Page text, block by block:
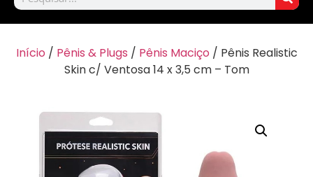
Início / Pênis & Plugs / Pênis Maciço / Pênis Realistic
Skin c/ Ventosa 14 x 3,5 cm – Tom